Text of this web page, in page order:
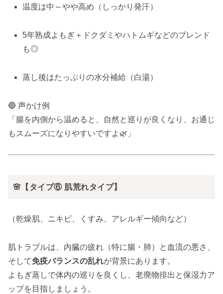
温度は中～やや高め（しっかり発汗）
5年熟成よもぎ＋ドクダミやハトムギなどのブレンド
も◎
蒸し後はたっぷりの水分補給（白湯）
🔵 声かけ例
「腸を内側から温めると、自然と巡りが良くなり、お通じ
もスムーズになりやすいですよ🌿」
🌸【タイプ⑥ 肌荒れタイプ】
（乾燥肌、ニキビ、くすみ、アレルギー傾向など）
肌トラブルは、内臓の疲れ（特に腸・肺）と血流の悪さ、
そして免疫バランスの乱れが背景にあります。
よもぎ蒸しで体内の巡りを良くし、老廃物排出と保湿力ア
ップを目指しましょう。